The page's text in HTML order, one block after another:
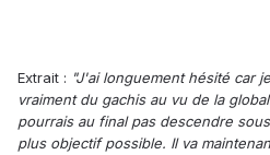
Extrait : "J'ai longuement hésité car
vraiment du gachis au vu de la
pourrais au final pas descendre
plus objectif possible. Il va